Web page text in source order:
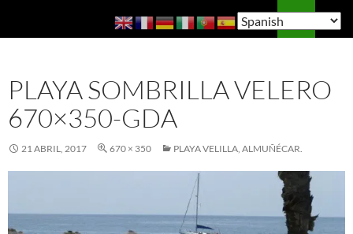
Guía de Almuñécar
PLAYA SOMBRILLA VELERO
670×350-GDA
21 ABRIL, 2017 670 × 350 PLAYA VELILLA, ALMUÑÉCAR.